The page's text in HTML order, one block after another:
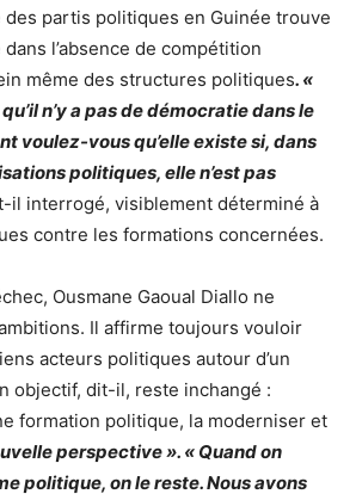
partis politiques en Guinée trouve
l’absence de compétition
même des structures politiques. «
n’y a pas de démocratie dans le
voulez-vous qu’elle existe si, dans
politiques, elle n’est pas
il interrogé, visiblement déterminé à
contre les formations concernées.
Ousmane Gaoual Diallo ne
Il affirme toujours vouloir
acteurs politiques autour d’un
objectif, dit-il, reste inchangé :
formation politique, la moderniser et
perspective ». « Quand on
politique, on le reste. Nous avons